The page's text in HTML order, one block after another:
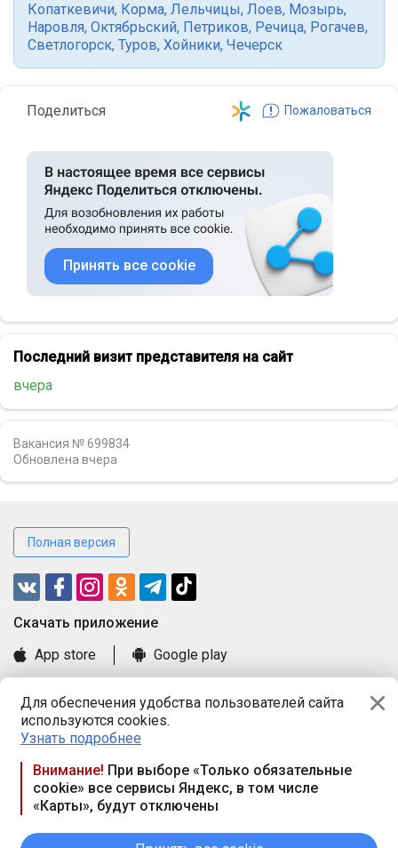
Для обеспечения удобства пользователей сайта
используются cookies.
Узнать подробнее
Внимание! При выборе «Только обязательные
cookie» все сервисы Яндекс, в том числе
«Карты», будут отключены
Копаткевичи, Корма, Лельчицы, Лоев, Мозырь,
Наровля, Октябрьский, Петриков, Речица, Рогачев,
Светлогорск, Туров, Хойники, Чечерск
Поделиться Пожаловаться
Принять все cookie
Последний визит представителя на сайт
вчера
Вакансия № 699834
Обновлена вчера
Полная версия
Cкачать приложение
App store
Google play
Книга замечаний и предложений
Правила и документы
Praca.by © 2000—2026, ООО «ПРАЦА БАЙ»
Республика Беларусь, 220114, г. Минск, пр-т Независимости
117а, пом. № 9.
вых. дн. — сб., вс.